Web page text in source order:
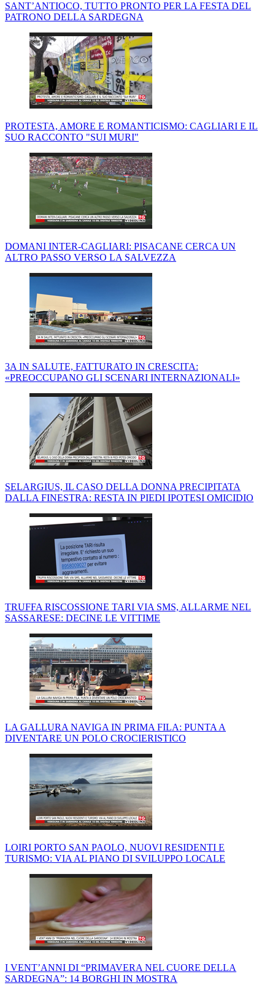
SANT’ANTIOCO, TUTTO PRONTO PER LA FESTA DEL
PATRONO DELLA SARDEGNA
PROTESTA, AMORE E ROMANTICISMO: CAGLIARI E IL
SUO RACCONTO "SUI MURI"
DOMANI INTER-CAGLIARI: PISACANE CERCA UN
ALTRO PASSO VERSO LA SALVEZZA
3A IN SALUTE, FATTURATO IN CRESCITA:
«PREOCCUPANO GLI SCENARI INTERNAZIONALI»
SELARGIUS, IL CASO DELLA DONNA PRECIPITATA
DALLA FINESTRA: RESTA IN PIEDI IPOTESI OMICIDIO
TRUFFA RISCOSSIONE TARI VIA SMS, ALLARME NEL
SASSARESE: DECINE LE VITTIME
LA GALLURA NAVIGA IN PRIMA FILA: PUNTA A
DIVENTARE UN POLO CROCIERISTICO
LOIRI PORTO SAN PAOLO, NUOVI RESIDENTI E
TURISMO: VIA AL PIANO DI SVILUPPO LOCALE
I VENT’ANNI DI “PRIMAVERA NEL CUORE DELLA
SARDEGNA”: 14 BORGHI IN MOSTRA